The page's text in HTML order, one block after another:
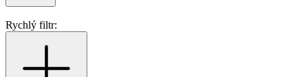
Rychlý filtr: